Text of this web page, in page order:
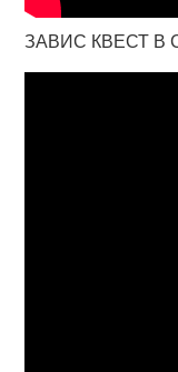
ЗАВИС КВЕСТ В